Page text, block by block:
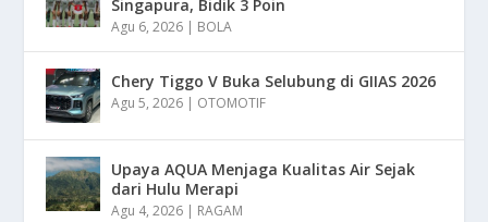
Singapura, Bidik 3 Poin
Agu 6, 2026 | BOLA
Chery Tiggo V Buka Selubung di GIIAS 2026
Agu 5, 2026 | OTOMOTIF
Upaya AQUA Menjaga Kualitas Air Sejak
dari Hulu Merapi
Agu 4, 2026 | RAGAM